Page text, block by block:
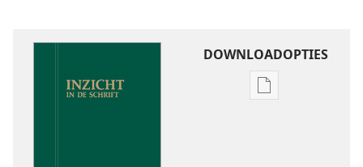
DOWNLOADOPTIES